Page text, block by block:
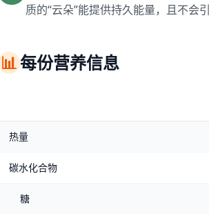
质的“云朵”能提供持久能量，且不会
📊每份营养信息
热量
碳水化合物
糖